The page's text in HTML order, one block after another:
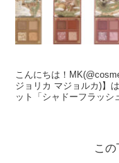
こんにちは！MK(@cosmejouhou)です。
ジョリカ マジョルカ)】
こ